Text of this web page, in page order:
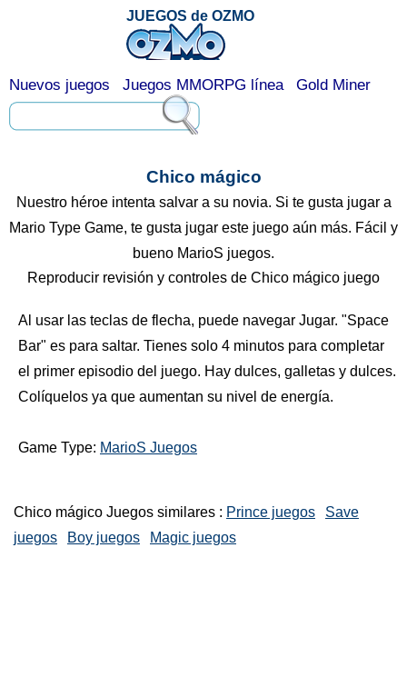
Chico mágico
Nuestro héroe intenta salvar a su novia. Si te gusta jugar a
Mario Type Game, te gusta jugar este juego aún más. Fácil y
bueno MarioS juegos.
Reproducir revisión y controles de Chico mágico juego
Al usar las teclas de flecha, puede navegar Jugar. "Space
Bar" es para saltar. Tienes solo 4 minutos para completar
el primer episodio del juego. Hay dulces, galletas y dulces.
Colíquelos ya que aumentan su nivel de energía.
Game Type: MarioS Juegos
Chico mágico Juegos similares : Prince juegos
Save
juegos
Boy juegos Magic juegos
JUEGOS de OZMO
Nuevos juegos Juegos MMORPG línea Gold Miner